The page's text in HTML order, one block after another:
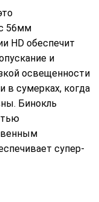
56мм
HD обеспечит
и
освещенности
в сумерках, когда
Бинокль
супер-